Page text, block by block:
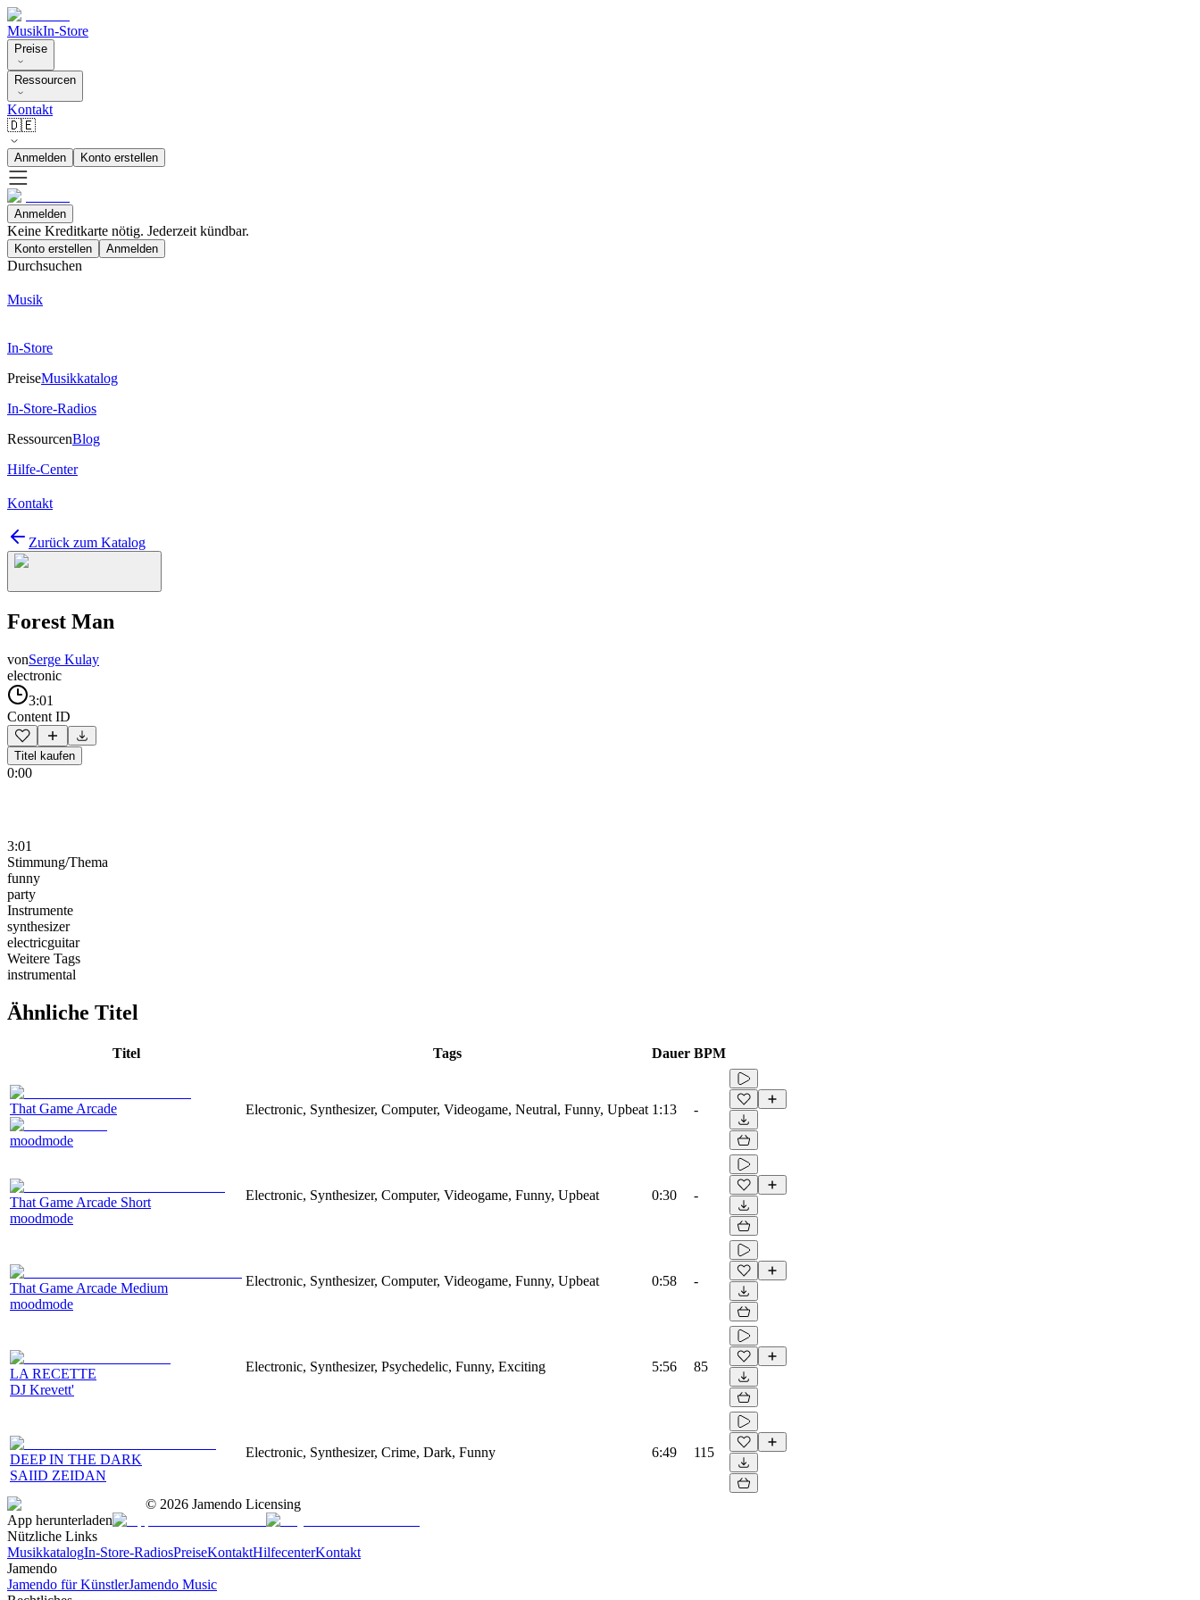
MusikIn-Store
Preise
Ressourcen
Kontakt
🇩🇪
Anmelden Konto erstellen
Anmelden
Keine Kreditkarte nötig. Jederzeit kündbar.
Konto erstellen Anmelden
Durchsuchen
Musik
In-Store
PreiseMusikkatalog
In-Store-Radios
RessourcenBlog
Hilfe-Center
Kontakt
Zurück zum Katalog
Forest Man
vonSerge Kulay
electronic
3:01
Content ID
Titel kaufen
0:00
3:01
Stimmung/Thema
funny
party
Instrumente
synthesizer
electricguitar
Weitere Tags
instrumental
Ähnliche Titel
Titel Tags Dauer BPM
That Game Arcade
moodmode
Electronic, Synthesizer, Computer, Videogame, Neutral, Funny, Upbeat 1:13 -
That Game Arcade Short
moodmode
Electronic, Synthesizer, Computer, Videogame, Funny, Upbeat 0:30 -
That Game Arcade Medium
moodmode
Electronic, Synthesizer, Computer, Videogame, Funny, Upbeat 0:58 -
LA RECETTE
DJ Krevett'
Electronic, Synthesizer, Psychedelic, Funny, Exciting 5:56 85
DEEP IN THE DARK
SAIID ZEIDAN
Electronic, Synthesizer, Crime, Dark, Funny 6:49 115
© 2026 Jamendo Licensing
App herunterladen
Nützliche Links
MusikkatalogIn-Store-RadiosPreiseKontaktHilfecenterKontakt
Jamendo
Jamendo für KünstlerJamendo Music